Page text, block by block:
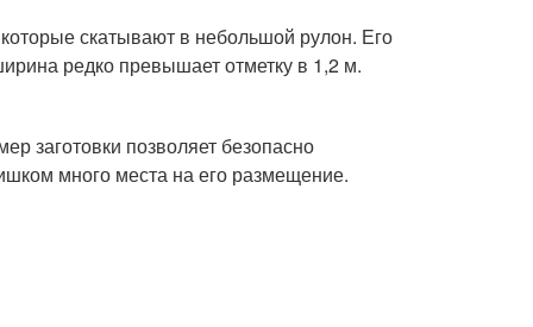
скатывают в небольшой рулон. Его
редко превышает отметку в 1,2 м.
заготовки позволяет безопасно
много места на его размещение.